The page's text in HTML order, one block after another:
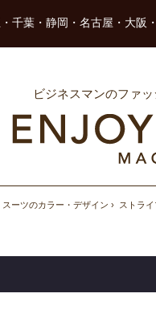
千葉・静岡・名古屋・大阪
ビジネスマンのファ
スーツのカラー・デザイン ストラ